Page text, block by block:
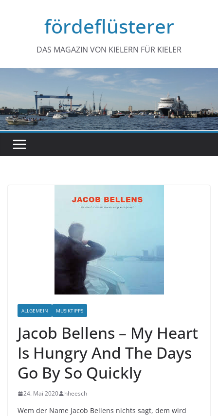
fördeflüsterer
DAS MAGAZIN VON KIELERN FÜR KIELER
ALLGEMEIN MUSIKTIPPS
Jacob Bellens – My Heart
Is Hungry And The Days
Go By So Quickly
24. Mai 2020 hheesch
Wem der Name Jacob Bellens nichts sagt, dem wird